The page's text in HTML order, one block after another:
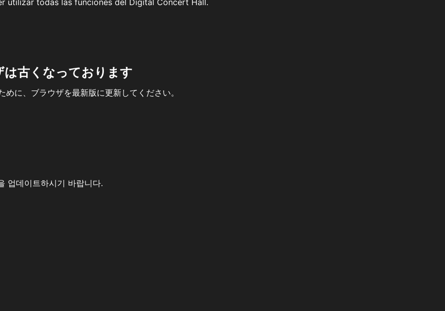
utilizar todas las funciones del Digital Concert Hall.
古くなっております
に、ブラウザを最新版に更新してください。
업데이트하시기 바랍니다.